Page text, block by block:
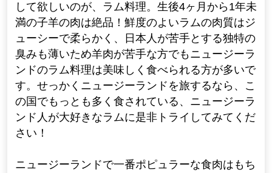
して欲しいのが、ラム料理。生後4ヶ月から1年未
満の子羊の肉は絶品！鮮度のよいラムの肉質はジ
ューシーで柔らかく、日本人が苦手とする独特の
臭みも薄いため羊肉が苦手な方でもニュージーラ
ンドのラム料理は美味しく食べられる方が多いで
す。せっかくニュージーランドを旅するなら、こ
の国でもっとも多く食されている、ニュージーラ
ンド人が大好きなラムに是非トライしてみてくだ
さい！
ニュージーランドで一番ポピュラーな食肉はもち